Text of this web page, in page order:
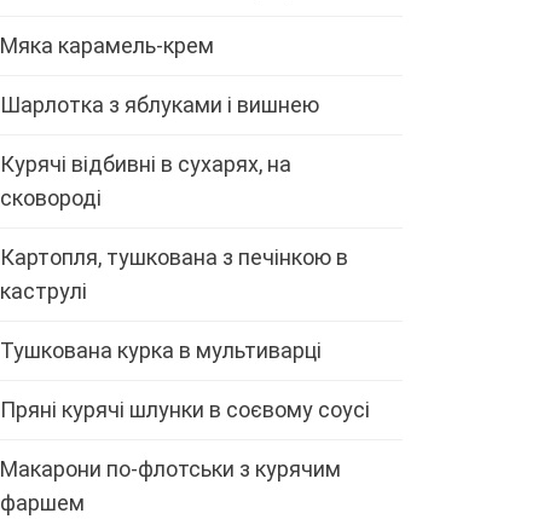
Мяка карамель-крем
Шарлотка з яблуками і вишнею
Курячі відбивні в сухарях, на
сковороді
Картопля, тушкована з печінкою в
каструлі
Тушкована курка в мультиварці
Пряні курячі шлунки в соєвому соусі
Макарони по-флотськи з курячим
фаршем